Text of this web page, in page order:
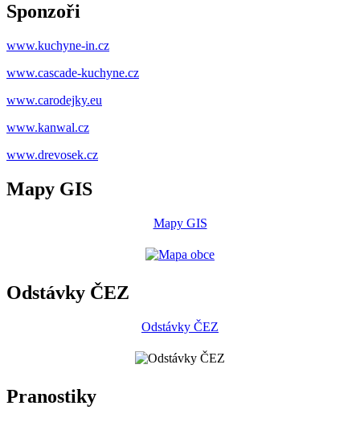
Sponzoři
www.kuchyne-in.cz
www.cascade-kuchyne.cz
www.carodejky.eu
www.kanwal.cz
www.drevosek.cz
Mapy GIS
Mapy GIS
Odstávky ČEZ
Odstávky ČEZ
Pranostiky